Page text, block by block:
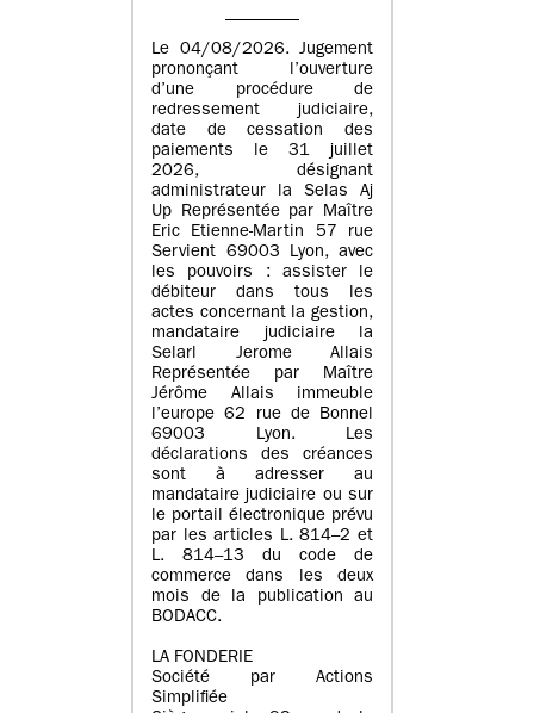
Le 04/08/2026. Jugement
prononçant l’ouverture
d’une procédure de
redressement judiciaire,
date de cessation des
paiements le 31 juillet
2026, désignant
administrateur la Selas Aj
Up Représentée par Maître
Eric Etienne-Martin 57 rue
Servient 69003 Lyon, avec
les pouvoirs : assister le
débiteur dans tous les
actes concernant la gestion,
mandataire judiciaire la
Selarl Jerome Allais
Représentée par Maître
Jérôme Allais immeuble
l’europe 62 rue de Bonnel
69003 Lyon. Les
déclarations des créances
sont à adresser au
mandataire judiciaire ou sur
le portail électronique prévu
par les articles L. 814–2 et
L. 814–13 du code de
commerce dans les deux
mois de la publication au
BODACC.
LA FONDERIE
Société par Actions
Simplifiée